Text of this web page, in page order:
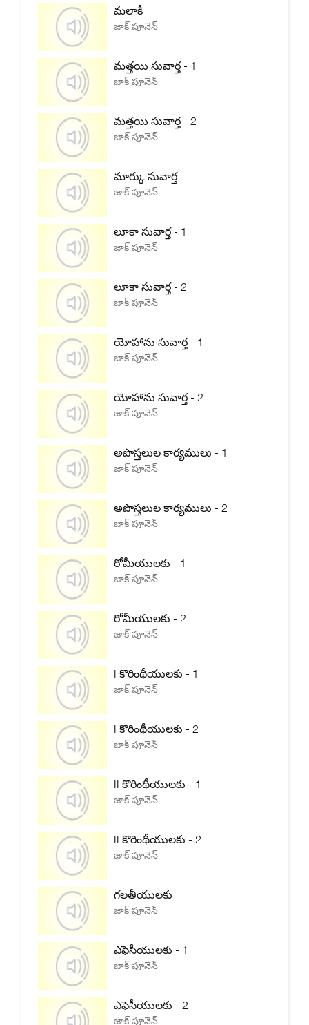
మలాకీ
జాక్ పూనెన్
మత్తయి సువార్త - 1
జాక్ పూనెన్
మత్తయి సువార్త - 2
జాక్ పూనెన్
మార్కు సువార్త
జాక్ పూనెన్
లూకా సువార్త - 1
జాక్ పూనెన్
లూకా సువార్త - 2
జాక్ పూనెన్
యోహాను సువార్త - 1
జాక్ పూనెన్
యోహాను సువార్త - 2
జాక్ పూనెన్
అపొస్తలుల కార్యములు - 1
జాక్ పూనెన్
అపొస్తలుల కార్యములు - 2
జాక్ పూనెన్
రోమీయులకు - 1
జాక్ పూనెన్
రోమీయులకు - 2
జాక్ పూనెన్
I కొరింథీయులకు - 1
జాక్ పూనెన్
I కొరింథీయులకు - 2
జాక్ పూనెన్
II కొరింథీయులకు - 1
జాక్ పూనెన్
II కొరింథీయులకు - 2
జాక్ పూనెన్
గలతీయులకు
జాక్ పూనెన్
ఎఫెసీయులకు - 1
జాక్ పూనెన్
ఎఫెసీయులకు - 2
జాక్ పూనెన్